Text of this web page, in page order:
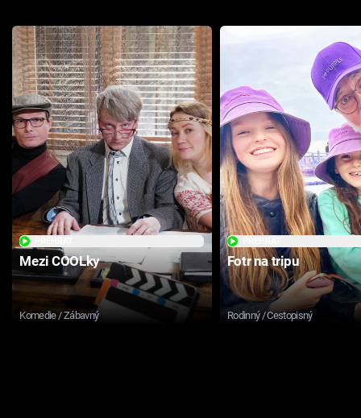
Mezi COOLky
Komedie / Zábavný
Fotr na tripu
Rodinný / Cestopisný